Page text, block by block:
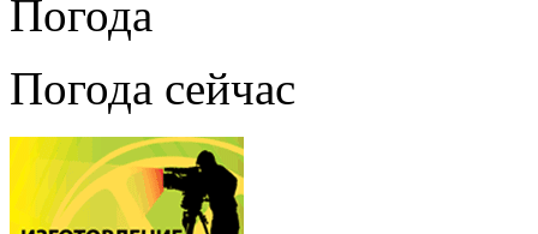
Погода
Погода сейчас